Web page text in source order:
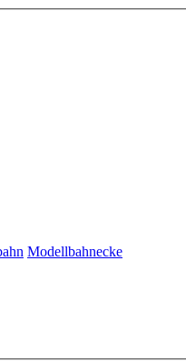
Modellbahnecke